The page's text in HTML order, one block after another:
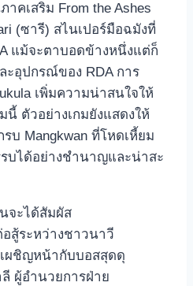
คเสริม From the Ashes
(ซารี) สไนเปอร์มือฉมังที่
แม้จะตาบอดข้างหนึ่งแต่ก็
ะอุปกรณ์ของ RDA การ
เพิ่มความน่าสนใจให้
นี้ ตัวอย่างเกมยังแสดงให้
บ Mangkwan ที่โหดเหี้ยม
บได้อย่างชำนาญและน่าสะ
จะได้สัมผัส
สู้ระหว่างชาวนาวี
เผชิญหน้ากับบอสสุดดุ
ลี ผู้อำนวยการฝ่าย